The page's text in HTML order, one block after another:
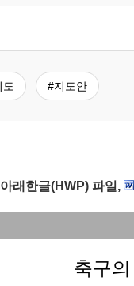
도 #지도안
아래한글(HWP) 파일,
축구